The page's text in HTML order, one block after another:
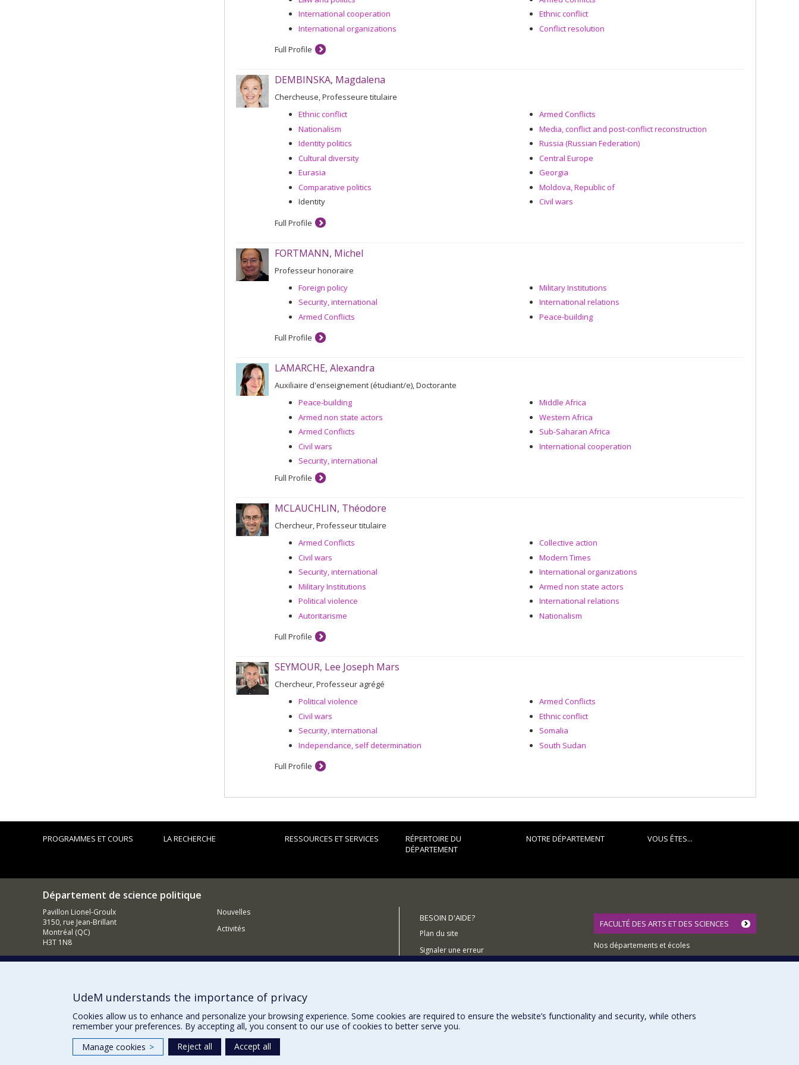
International cooperation
International organizations
Ethnic conflict
Conflict resolution
Full Profile
DEMBINSKA, Magdalena
Chercheuse, Professeure titulaire
Ethnic conflict
Nationalism
Identity politics
Cultural diversity
Eurasia
Comparative politics
Identity
Armed Conflicts
Media, conflict and post-conflict reconstruction
Russia (Russian Federation)
Central Europe
Georgia
Moldova, Republic of
Civil wars
Full Profile
FORTMANN, Michel
Professeur honoraire
Foreign policy
Security, international
Armed Conflicts
Military Institutions
International relations
Peace-building
Full Profile
LAMARCHE, Alexandra
Auxiliaire d'enseignement (étudiant/e), Doctorante
Peace-building
Armed non state actors
Armed Conflicts
Civil wars
Security, international
Middle Africa
Western Africa
Sub-Saharan Africa
International cooperation
Full Profile
MCLAUCHLIN, Théodore
Chercheur, Professeur titulaire
Armed Conflicts
Civil wars
Security, international
Military Institutions
Political violence
Autoritarisme
Collective action
Modern Times
International organizations
Armed non state actors
International relations
Nationalism
Full Profile
SEYMOUR, Lee Joseph Mars
Chercheur, Professeur agrégé
Political violence
Civil wars
Security, international
Independance, self determination
Armed Conflicts
Ethnic conflict
Somalia
South Sudan
Full Profile
PROGRAMMES ET COURS LA RECHERCHE RESSOURCES ET SERVICES
RÉPERTOIRE DU
DÉPARTEMENT
NOTRE DÉPARTEMENT VOUS ÊTES...
Département de science politique
Pavillon Lionel-Groulx
3150, rue Jean-Brillant
Montréal (QC)
H3T 1N8
514 343-6578
Nouvelles
Activités
Comment soutenir le Département?
BESOIN D'AIDE?
Plan du site
Signaler une erreur
FACULTÉ DES ARTS ET DES SCIENCES
Nos départements et écoles
Nos centres d'études
UdeM understands the importance of privacy
Cookies allow us to enhance and personalize your browsing experience. Some cookies are required to ensure the website’s functionality and security, while others
remember your preferences. By accepting all, you consent to our use of cookies to better serve you.
Manage cookies > Reject all
Accept all